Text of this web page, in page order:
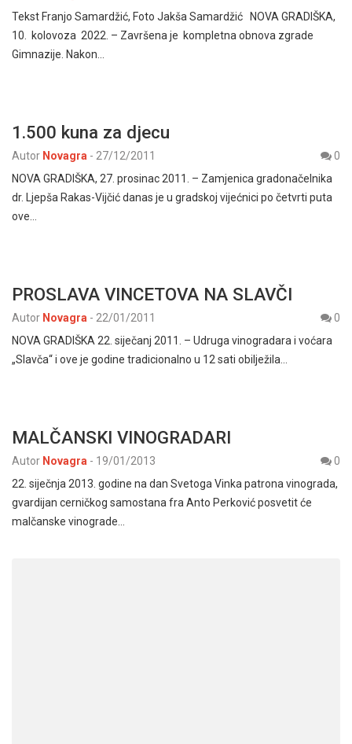
Tekst Franjo Samardžić, Foto Jakša Samardžić NOVA GRADIŠKA,
10. kolovoza 2022. – Završena je kompletna obnova zgrade
Gimnazije. Nakon…
1.500 kuna za djecu
Autor Novagra - 27/12/2011
0
NOVA GRADIŠKA, 27. prosinac 2011. – Zamjenica gradonačelnika
dr. Ljepša Rakas-Vijčić danas je u gradskoj vijećnici po četvrti puta
ove…
PROSLAVA VINCETOVA NA SLAVČI
Autor Novagra - 22/01/2011
0
NOVA GRADIŠKA 22. siječanj 2011. – Udruga vinogradara i voćara
„Slavča“ i ove je godine tradicionalno u 12 sati obilježila…
MALČANSKI VINOGRADARI
Autor Novagra - 19/01/2013
0
22. siječnja 2013. godine na dan Svetoga Vinka patrona vinograda,
gvardijan cerničkog samostana fra Anto Perković posvetit će
malčanske vinograde…